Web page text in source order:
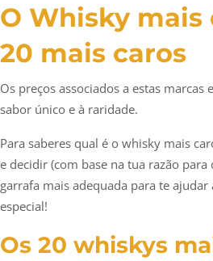
O Whisky mais
20 mais caros
Os preços associados a estas marcas
sabor único e à raridade.
Para saberes qual é o whisky mais
e decidir (com base na tua razão
garrafa mais adequada para te ajudar
especial!
Os 20 whiskys